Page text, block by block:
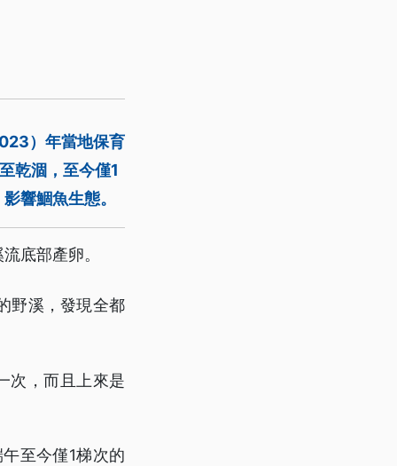
）年當地保育
乾涸，至今僅1
響鯝魚生態。
底部產卵。
野溪，發現全都
次，而且上來是
至今僅1梯次的